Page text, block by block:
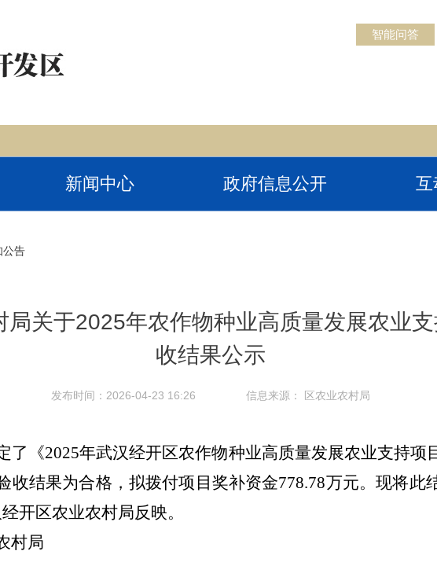
智能问答
新闻中心 政府信息公开 互
公告
局关于2025年农作物种业高质量发展农业
收结果公示
发布时间：2026-04-23 16:26 信息来源： 区农业农村局
了《2025年武汉经开区农作物种业高质量发展农业支持项
收结果为合格，拟拨付项目奖补资金778.78万元。现将此
开区农业农村局反映。
村局